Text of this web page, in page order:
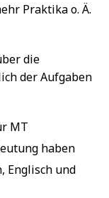
Praktika o. Ä.
die
der Aufgaben
MT
haben
Englisch und